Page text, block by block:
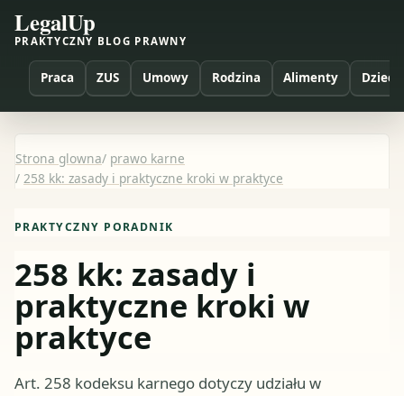
LegalUp
PRAKTYCZNY BLOG PRAWNY
Praca ZUS Umowy Rodzina Alimenty Dzieci
Strona glowna/ prawo karne
/ 258 kk: zasady i praktyczne kroki w praktyce
PRAKTYCZNY PORADNIK
258 kk: zasady i
praktyczne kroki w
praktyce
Art. 258 kodeksu karnego dotyczy udziału w